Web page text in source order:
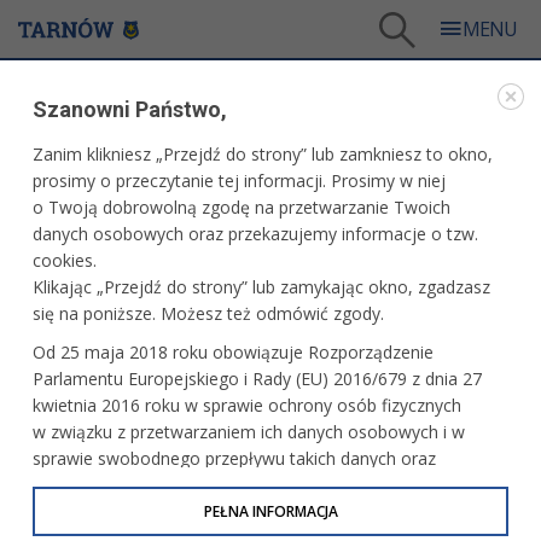
POKAŻ SWOJE ZIELONE MIEJSCE
15.06.2026, 11:51
Masz balkon pełen kwiatów, zadbany ogród lub wyjątkową
przestrzeń pełną zieleni? Weź udział w konkursie „Zielony
Tarnów”. Na zgłoszenia organizatorzy czekają do 30 lipca.
Szanowni Państwo,
Zanim klikniesz „Przejdź do strony” lub zamkniesz to okno,
prosimy o przeczytanie tej informacji. Prosimy w niej
o Twoją dobrowolną zgodę na przetwarzanie Twoich
danych osobowych oraz przekazujemy informacje o tzw.
cookies.
Klikając „Przejdź do strony” lub zamykając okno, zgadzasz
się na poniższe. Możesz też odmówić zgody.
Od 25 maja 2018 roku obowiązuje Rozporządzenie
Parlamentu Europejskiego i Rady (EU) 2016/679 z dnia 27
kwietnia 2016 roku w sprawie ochrony osób fizycznych
w związku z przetwarzaniem ich danych osobowych i w
sprawie swobodnego przepływu takich danych oraz
uchylenia dyrektywy 95/46/WE (określane jako RODO, GDPR
lub Ogólne Rozporządzenie o Ochronie Danych
PEŁNA INFORMACJA